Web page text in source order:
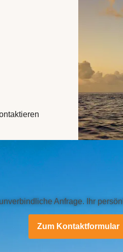
Anfrage. Ihr
Zum Kontaktformular